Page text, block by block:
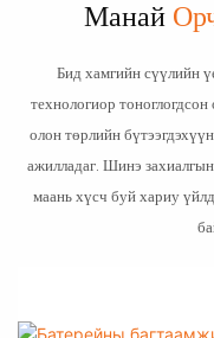
Манай
Бид хамгийн сүүлийн
технологиор
олон төрлийн
ажилладаг. Шинэ
маань хүсч буй хариу